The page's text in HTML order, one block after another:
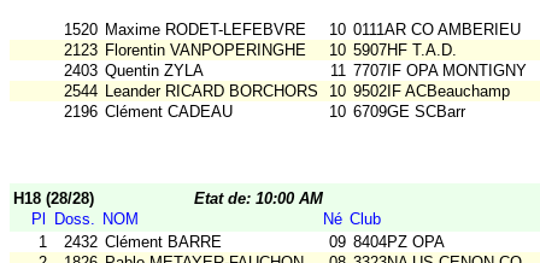
1520 Maxime RODET-LEFEBVRE 10 0111AR CO AMBERIEU
2123 Florentin VANPOPERINGHE 10 5907HF T.A.D.
2403 Quentin ZYLA 11 7707IF OPA MONTIGNY
2544 Leander RICARD BORCHORST 10 9502IF ACBeauchamp
2196 Clément CADEAU 10 6709GE SCBarr
H18 (28/28)
Etat de: 10:00 AM
Pl
Doss. NOM Né Club
1
2432 Clément BARRE 09 8404PZ OPA